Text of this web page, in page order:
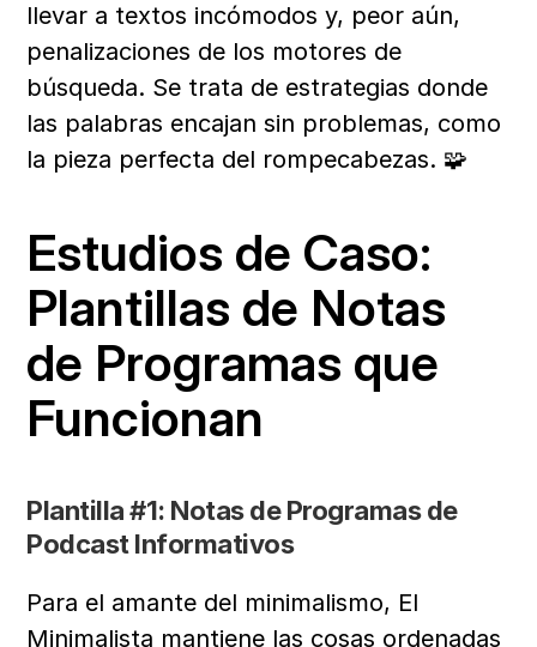
llevar a textos incómodos y, peor aún,
penalizaciones de los motores de
búsqueda. Se trata de estrategias donde
las palabras encajan sin problemas, como
la pieza perfecta del rompecabezas. 🧩
Estudios de Caso:
Plantillas de Notas
de Programas que
Funcionan
Plantilla #1: Notas de Programas de
Podcast Informativos
Para el amante del minimalismo, El
Minimalista mantiene las cosas ordenadas